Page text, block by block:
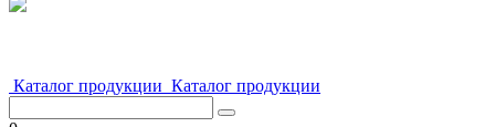
Каталог продукции Каталог продукции